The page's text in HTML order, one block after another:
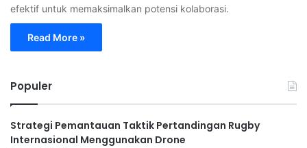
efektif untuk memaksimalkan potensi kolaborasi.
Read More »
Populer
Strategi Pemantauan Taktik Pertandingan Rugby
Internasional Menggunakan Drone